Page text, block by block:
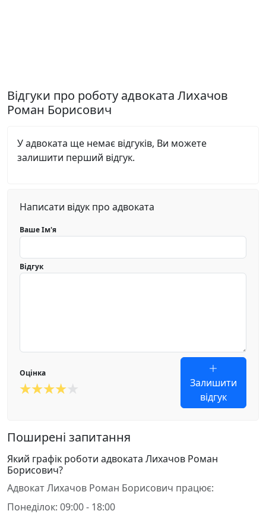
Відгуки про роботу адвоката Лихачов
Роман Борисович
У адвоката ще немає відгуків, Ви можете
залишити перший відгук.
Написати відук про адвоката
Ваше Ім'я
Відгук
Оцінка
Залишити
відгук
Поширені запитання
Який графік роботи адвоката Лихачов Роман
Борисович?
Адвокат Лихачов Роман Борисович працює:
Понеділок: 09:00 - 18:00